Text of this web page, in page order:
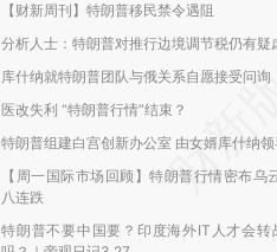
【财新周刊】特朗普移民禁令遇阻
分析人士：特朗普对推行边境调节税仍有疑
库什纳就特朗普团队与俄关系自愿接受问询
医改失利 “特朗普行情”结束？
特朗普组建白宫创新办公室 由女婿库什纳领
【周一国际市场回顾】特朗普行情密布乌
八连跌
特朗普不要中国要？印度海外IT人才会转